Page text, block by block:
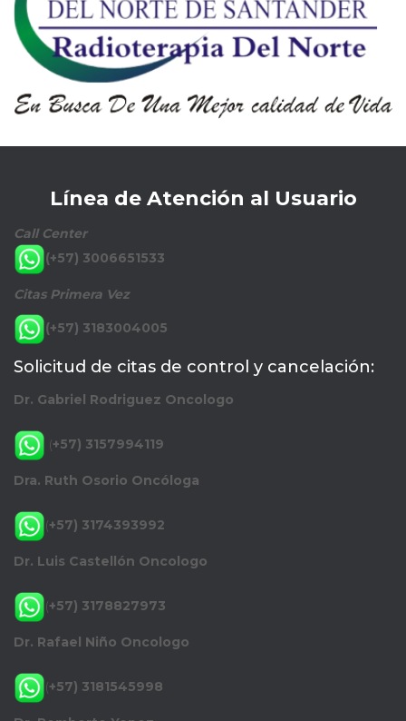
Línea de Atención al Usuario
Call Center
(+57) 3006651533
Citas Primera Vez
(+57) 3183004005
Solicitud de citas de control y cancelación:
Dr. Gabriel Rodriguez Oncologo
(+57) 3157994119
Dra. Ruth Osorio Oncóloga
(+57) 3174393992
Dr. Luis Castellón Oncologo
(+57) 3178827973
Dr. Rafael Niño Oncologo
(+57) 3181545998